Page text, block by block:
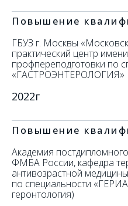
Повышение
ГБУЗ г. Москвы
практический центр
профпереподготовки по
«ГАСТРОЭНТЕРОЛОГИЯ»
2022г
Повышение
Академия
ФМБА России, кафедра
антивозрастной
по специальности
геронтология)